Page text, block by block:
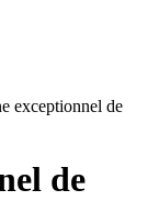
exceptionnel de
de